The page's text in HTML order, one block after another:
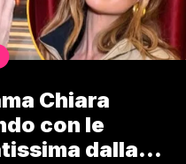
Chiara
con le
dalla